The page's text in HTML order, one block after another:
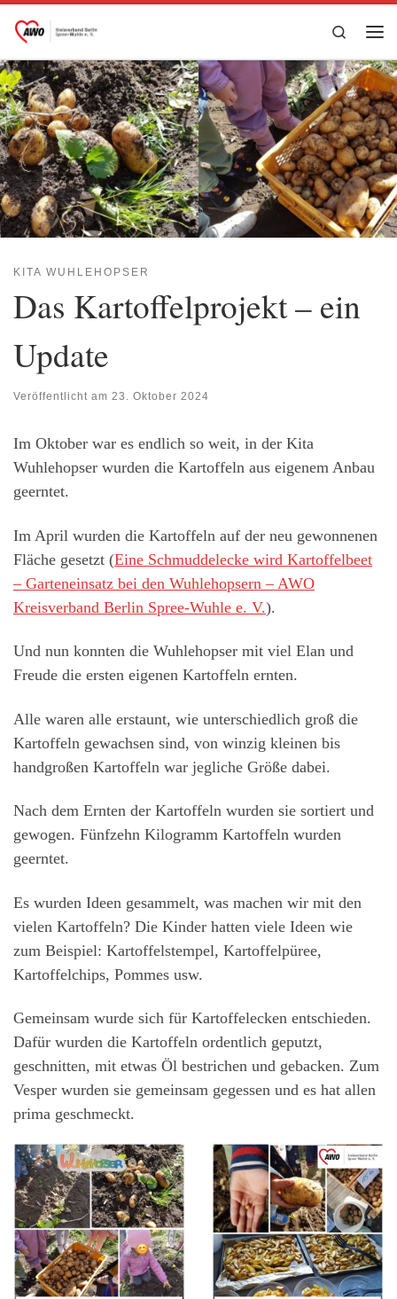
Zum Inhalt springen
Search
KITA WUHLEHOPSER
Das Kartoffelprojekt – ein
Update
Veröffentlicht am 23. Oktober 2024
Im Oktober war es endlich so weit, in der Kita
Wuhlehopser wurden die Kartoffeln aus eigenem Anbau
geerntet.
Im April wurden die Kartoffeln auf der neu gewonnenen
Fläche gesetzt (Eine Schmuddelecke wird Kartoffelbeet
– Garteneinsatz bei den Wuhlehopsern – AWO
Kreisverband Berlin Spree-Wuhle e. V.).
Und nun konnten die Wuhlehopser mit viel Elan und
Freude die ersten eigenen Kartoffeln ernten.
Alle waren alle erstaunt, wie unterschiedlich groß die
Kartoffeln gewachsen sind, von winzig kleinen bis
handgroßen Kartoffeln war jegliche Größe dabei.
Nach dem Ernten der Kartoffeln wurden sie sortiert und
gewogen. Fünfzehn Kilogramm Kartoffeln wurden
geerntet.
Es wurden Ideen gesammelt, was machen wir mit den
vielen Kartoffeln? Die Kinder hatten viele Ideen wie
zum Beispiel: Kartoffelstempel, Kartoffelpüree,
Kartoffelchips, Pommes usw.
Gemeinsam wurde sich für Kartoffelecken entschieden.
Dafür wurden die Kartoffeln ordentlich geputzt,
geschnitten, mit etwas Öl bestrichen und gebacken. Zum
Vesper wurden sie gemeinsam gegessen und es hat allen
prima geschmeckt.